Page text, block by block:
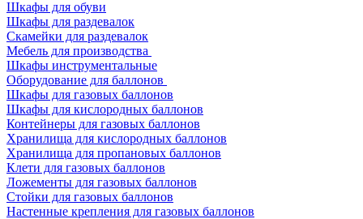
Шкафы для обуви
Шкафы для раздевалок
Скамейки для раздевалок
Мебель для производства
Шкафы инструментальные
Оборудование для баллонов
Шкафы для газовых баллонов
Шкафы для кислородных баллонов
Контейнеры для газовых баллонов
Хранилища для кислородных баллонов
Хранилища для пропановых баллонов
Клети для газовых баллонов
Ложементы для газовых баллонов
Стойки для газовых баллонов
Настенные крепления для газовых баллонов